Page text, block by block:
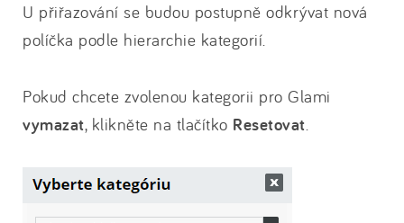
U přiřazování se budou postupně odkrývat nová
políčka podle hierarchie kategorií.
Pokud chcete zvolenou kategorii pro Glami
vymazat, klikněte na tlačítko Resetovat.